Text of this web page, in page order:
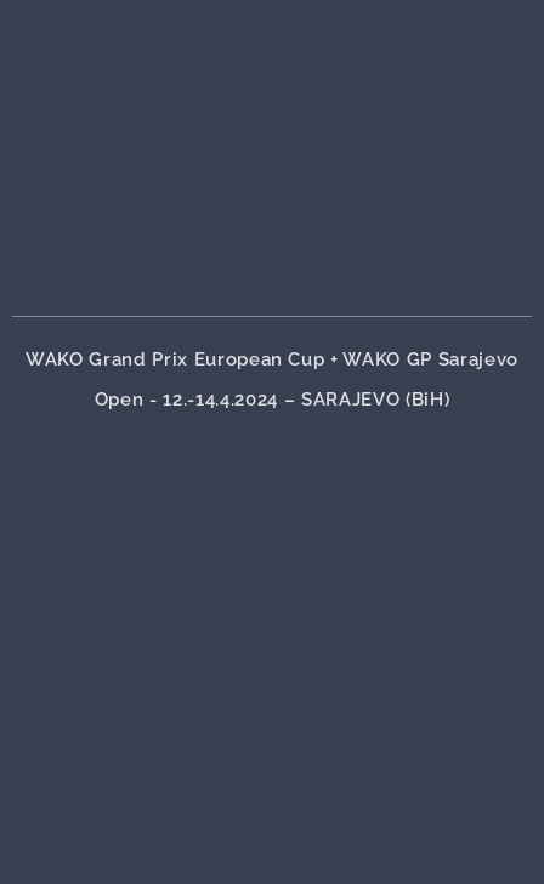
WAKO Grand Prix European Cup + WAKO GP Sarajevo
Open - 12.-14.4.2024 – SARAJEVO (BiH)